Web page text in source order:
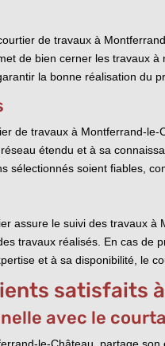
de travaux à
de bien cerner les travaux
la bonne réalisation du
de travaux à Montferrand-
étendu et à sa
sélectionnés soient fiables,
assure le suivi des travaux
travaux réalisés. En cas
et à sa disponibilité, le
satisfaits
avec le
le-Château, partage